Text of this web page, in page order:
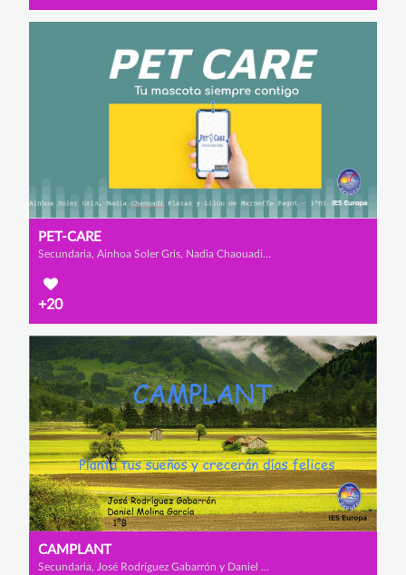
PET-CARE
Secundaria, Ainhoa Soler Gris, Nadia Chaouadi Plazas y Lilou de Marneffe Fagot
+20
CAMPLANT
Secundaria, José Rodríguez Gabarrón y Daniel Molina García